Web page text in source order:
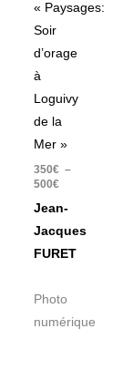
« Paysages:
Soir
d’orage
à
Loguivy
de la
Mer »
350€ –
500€
Jean-
Jacques
FURET
Photo
numérique